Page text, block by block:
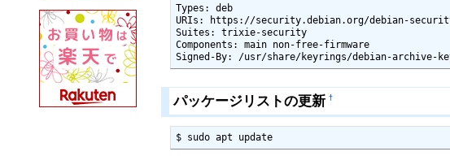
Types: deb
URIs: https://security.debian.org/debian-
Suites: trixie-security
Components: main non-free-firmware
Signed-By: /usr/share/keyrings/debian-archive-
パッケージリストの更新 †
$ sudo apt update